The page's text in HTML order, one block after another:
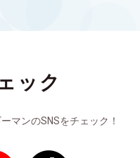
ック
マンのSNSをチェック！